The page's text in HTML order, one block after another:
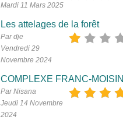
Mardi 11 Mars 2025
Les attelages de la forêt
Par dje
Vendredi 29
Novembre 2024
COMPLEXE FRANC-MOISIN
Par Nisana
Jeudi 14 Novembre
2024